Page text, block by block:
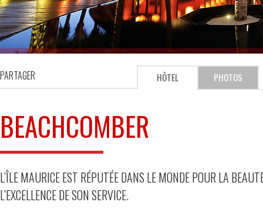
PARTAGER HÔTEL PHOTOS
BEACHCOMBER
L’ÎLE MAURICE EST RÉPUTÉE DANS LE MONDE POUR LA
L’EXCELLENCE DE SON SERVICE.